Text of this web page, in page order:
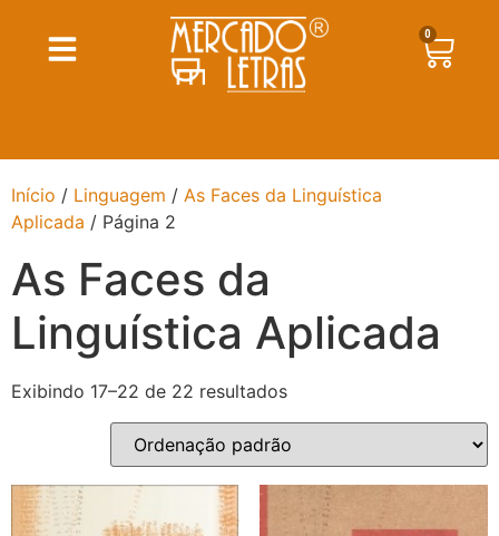
0
Início / Linguagem / As Faces da Linguística
Aplicada / Página 2
As Faces da
Linguística Aplicada
Exibindo 17–22 de 22 resultados